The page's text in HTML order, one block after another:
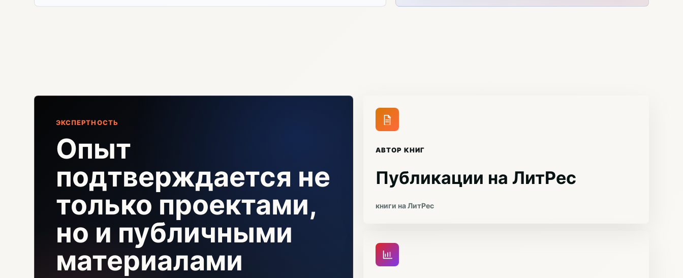
ЭКСПЕРТНОСТЬ
Опыт
подтверждается не
только проектами,
но и публичными
материалами
АВТОР КНИГ
Публикации на ЛитРес
книги на ЛитРес